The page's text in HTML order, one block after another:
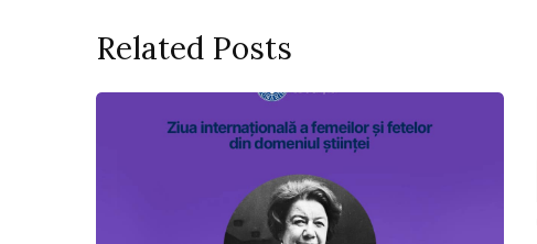
Related Posts